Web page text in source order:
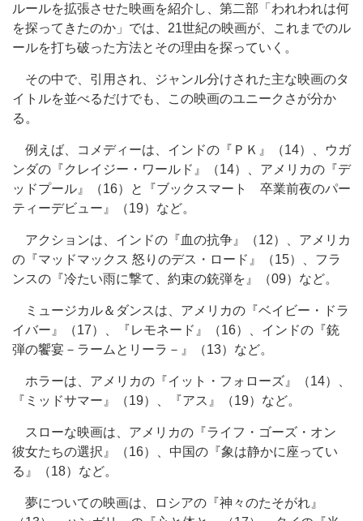
ルールを拡張させた映画を紹介し、第二部「われわれは何
を探ってきたのか」では、21世紀の映画が、これまでのル
ールを打ち破った方法とその理由を探っていく。
その中で、引用され、ジャンル分けされた主な映画のタ
イトルを並べるだけでも、この映画のユニークさが分か
る。
例えば、コメディーは、インドの『ＰＫ』（14）、ウガ
ンダの『クレイジー・ワールド』（14）、アメリカの『デ
ッドプール』（16）と『ブックスマート 卒業前夜のパー
ティーデビュー』（19）など。
アクションは、インドの『血の抗争』（12）、アメリカ
の『マッドマックス 怒りのデス・ロード』（15）、フラ
ンスの『冷たい雨に撃て、約束の銃弾を』（09）など。
ミュージカル＆ダンスは、アメリカの『ベイビー・ドラ
イバー』（17）、『レモネード』（16）、インドの『銃
弾の饗宴－ラームとリーラ－』（13）など。
ホラーは、アメリカの『イット・フォローズ』（14）、
『ミッドサマー』（19）、『アス』（19）など。
スローな映画は、アメリカの『ライフ・ゴーズ・オン
彼女たちの選択』（16）、中国の『象は静かに座ってい
る』（18）など。
夢についての映画は、ロシアの『神々のたそがれ』